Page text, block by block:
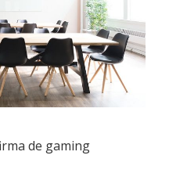
de gaming